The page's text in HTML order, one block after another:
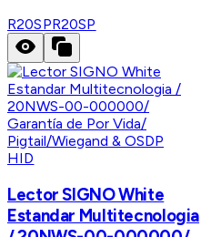
R20SPR20SP
HID
Lector SIGNO White
Estandar Multitecnologia